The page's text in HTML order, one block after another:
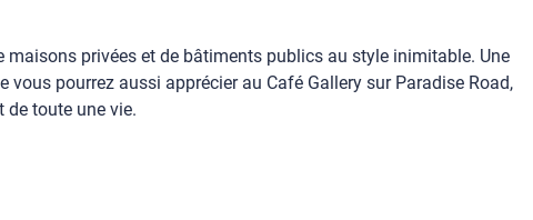
privées et de bâtiments publics au style inimitable. Une
pourrez aussi apprécier au Café Gallery sur Paradise Road,
toute une vie.